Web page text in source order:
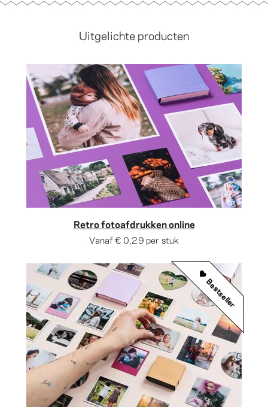
Uitgelichte producten
Retro fotoafdrukken online
Vanaf€ 0,29 per stuk
Bestseller